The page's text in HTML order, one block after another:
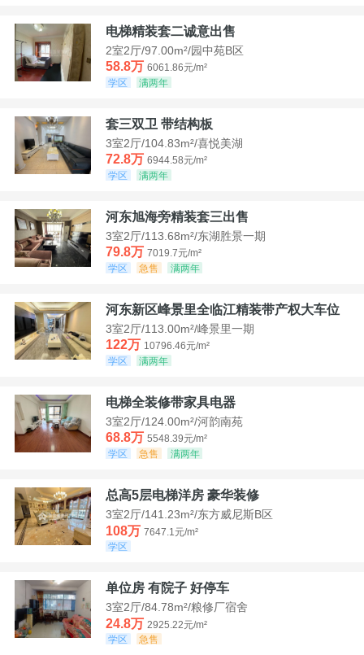
电梯精装套二诚意出售
2室2厅/97.00m²/园中苑B区
58.8万 6061.86元/m²
学区
满两年
套三双卫 带结构板
3室2厅/104.83m²/喜悦美湖
72.8万 6944.58元/m²
学区
满两年
河东旭海旁精装套三出售
3室2厅/113.68m²/东湖胜景一期
79.8万 7019.7元/m²
学区
急售 满两年
河东新区峰景里全临江精装带产权大车位
3室2厅/113.00m²/峰景里一期
122万 10796.46元/m²
学区
满两年
电梯全装修带家具电器
3室2厅/124.00m²/河韵南苑
68.8万 5548.39元/m²
学区
急售 满两年
总高5层电梯洋房 豪华装修
3室2厅/141.23m²/东方威尼斯B区
108万 7647.1元/m²
学区
单位房 有院子 好停车
3室2厅/84.78m²/粮修厂宿舍
24.8万 2925.22元/m²
学区
急售